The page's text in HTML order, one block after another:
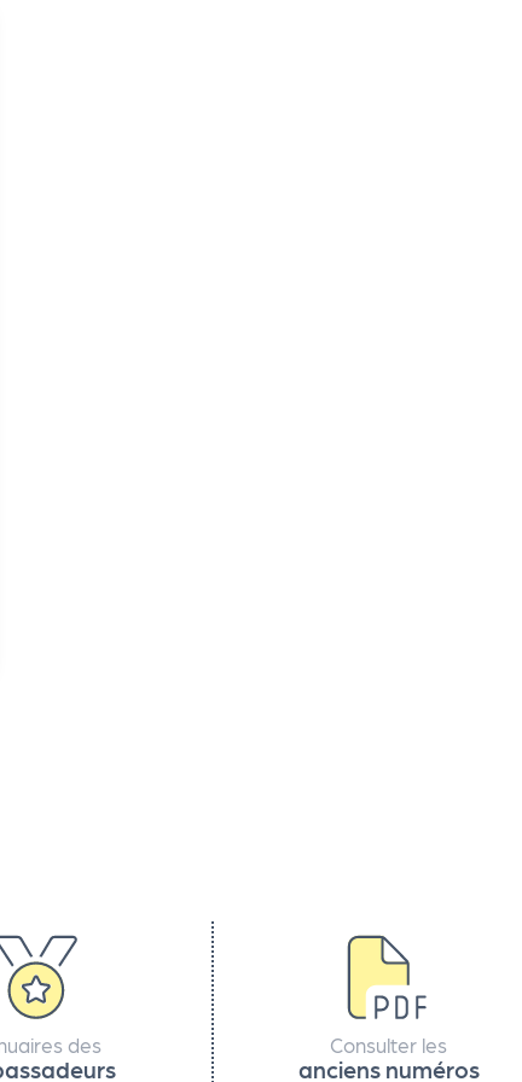
des Consulter les
anciens numéros